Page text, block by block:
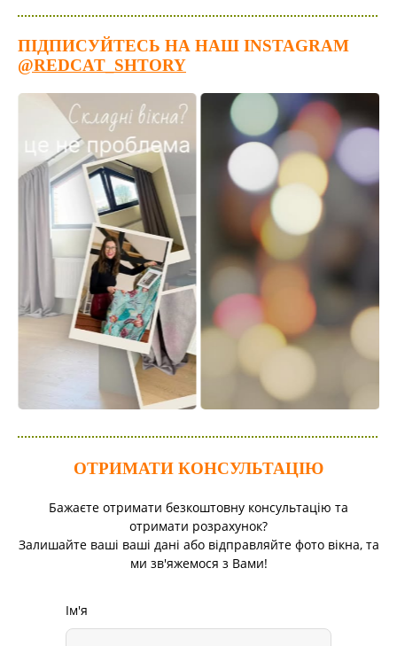
ПІДПИСУЙТЕСЬ НА НАШ INSTAGRAM
@REDCAT_SHTORY
ОТРИМАТИ КОНСУЛЬТАЦІЮ
Бажаєте отримати безкоштовну консультацію та
отримати розрахунок?
Залишайте ваші ваші дані або відправляйте фото вікна, та
ми зв'яжемося з Вами!
Ім'я